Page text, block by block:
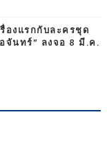
องแรกกับละครชุด
อจันทร์” ลงจอ 8 มี.ค.